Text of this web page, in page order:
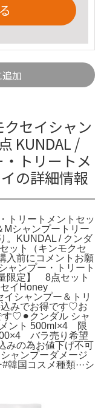
加
クセイシャン
KUNDAL /
トリートメ
の詳細情報
トリートメントセッ
Mシャンプートリー
。KUNDAL / クンダ
ット（キンモクセ
入前にコメントお願
ャンプー・トリート
限定】 8点セット
イHoney
シャンプー＆トリ
みでお得です♡お
♡⚫︎クンダル シャ
メント 500ml×4 限
バラ売り希望
みの為お値下げ不可
ャンプーダメージ
国コスメ種類···シ